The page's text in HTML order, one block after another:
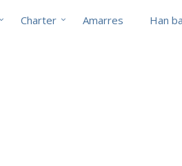
Charter Amarres